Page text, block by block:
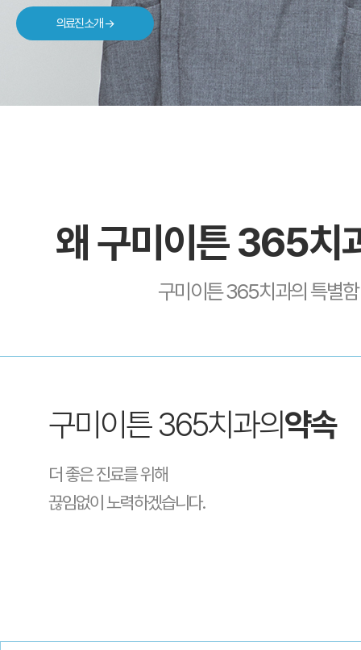
의료진 소개 →
왜 구미이튼 365치
구미이튼 365치과의 특별함
구미이튼 365치과의약속
더 좋은 진료를 위해
끊임없이 노력하겠습니다.